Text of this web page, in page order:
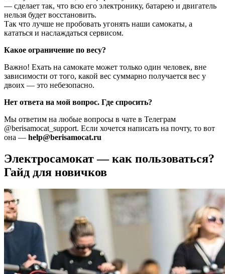
— сделает так, что всю его электронику, батарею и двигатель
нельзя будет восстановить.
Так что лучше не пробовать угонять наши самокаты, а
кататься и наслаждаться сервисом.
Какое ограничение по весу?
Важно! Ехать на самокате может только один человек, вне
зависимости от того, какой вес суммарно получается вес у
двоих — это небезопасно.
Нет ответа на мой вопрос. Где спросить?
Мы ответим на любые вопросы в чате в Телеграм
@berisamocat_support. Если хочется написать на почту, то вот
она — help@berisamocat.ru
Электросамокат — как пользоваться?
Гайд для новичков